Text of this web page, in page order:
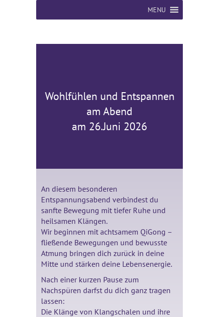
MENU
Wohlfühlen und Entspannen
am Abend
am 26.Juni 2026
An diesem besonderen
Entspannungsabend verbindest du
sanfte Bewegung mit tiefer Ruhe und
heilsamen Klängen.
Wir beginnen mit achtsamem QiGong –
fließende Bewegungen und bewusste
Atmung bringen dich zurück in deine
Mitte und stärken deine Lebensenergie.
Nach einer kurzen Pause zum
Nachspüren darfst du dich ganz tragen
lassen:
Die Klänge von Klangschalen und ihre